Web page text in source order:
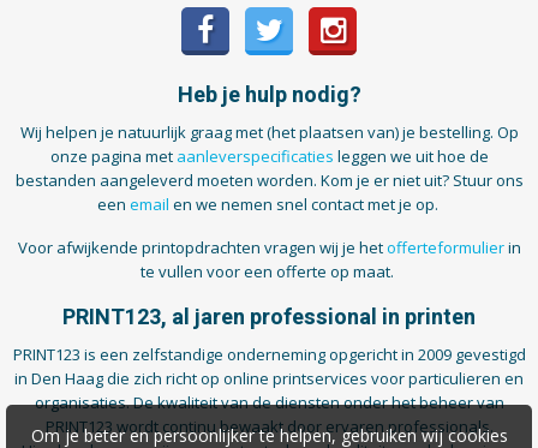
Heb je hulp nodig?
Wij helpen je natuurlijk graag met (het plaatsen van) je bestelling. Op
onze pagina met aanleverspecificaties leggen we uit hoe de
bestanden aangeleverd moeten worden. Kom je er niet uit? Stuur ons
een email en we nemen snel contact met je op.
Voor afwijkende printopdrachten vragen wij je hetofferteformulierin
te vullen voor een offerte op maat.
PRINT123, al jaren professional in printen
PRINT123 is een zelfstandige onderneming opgericht in 2009 gevestigd
in Den Haag die zich richt op online printservices voor particulieren en
organisaties. De kwaliteit van de diensten onder het beheer van
PRINT123 wordt continu bewaakt door ervaren professionals.
Om je beter en persoonlijker te helpen, gebruiken wij cookies